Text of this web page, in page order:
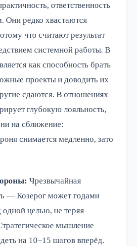
ответственность
Они редко хвастаются
что считают результат
системной работы. В
как способность брать
проекты и доводить их
сдаются. В отношениях
глубокую лояльность,
на сближение:
снимается медленно, зато
Чрезвычайная
— Козерог может годами
одной целью, не теряя
мышление
на 10–15 шагов вперёд.